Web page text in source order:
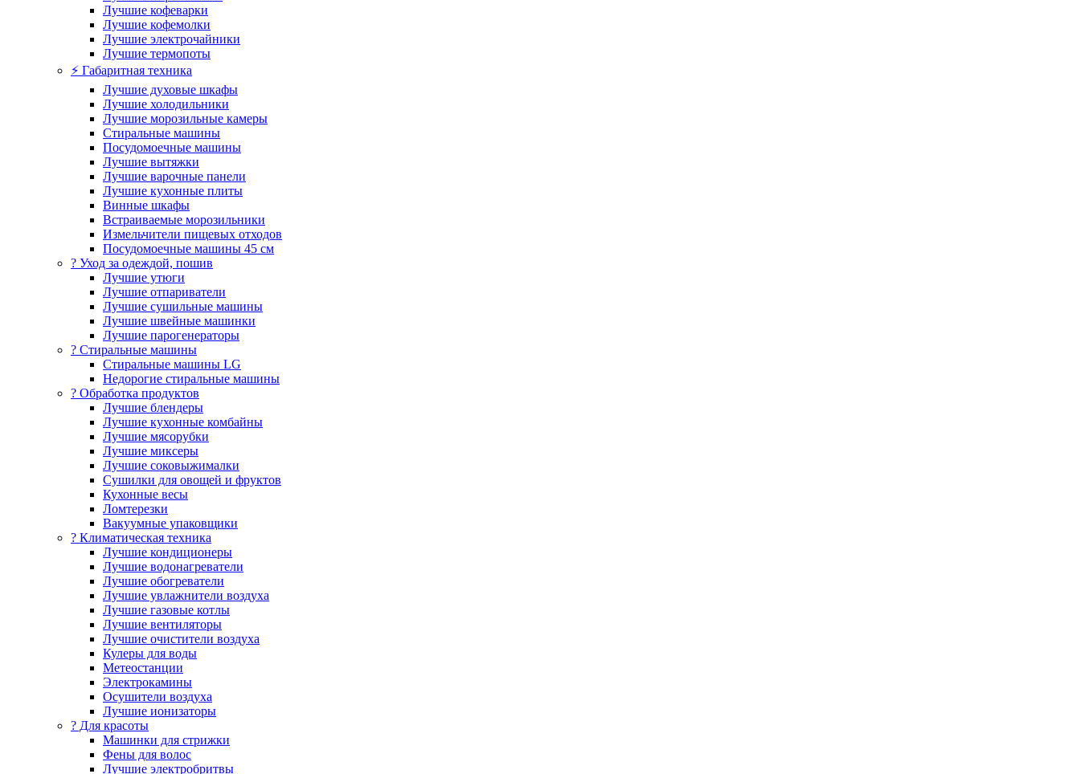
Лучшие кофеварки
Лучшие кофемолки
Лучшие электрочайники
Лучшие термопоты
⚡ Габаритная техника
Лучшие духовые шкафы
Лучшие холодильники
Лучшие морозильные камеры
Стиральные машины
Посудомоечные машины
Лучшие вытяжки
Лучшие варочные панели
Лучшие кухонные плиты
Винные шкафы
Встраиваемые морозильники
Измельчители пищевых отходов
Посудомоечные машины 45 см
? Уход за одеждой, пошив
Лучшие утюги
Лучшие отпариватели
Лучшие сушильные машины
Лучшие швейные машинки
Лучшие парогенераторы
? Стиральные машины
Стиральные машины LG
Недорогие стиральные машины
? Обработка продуктов
Лучшие блендеры
Лучшие кухонные комбайны
Лучшие мясорубки
Лучшие миксеры
Лучшие соковыжималки
Сушилки для овощей и фруктов
Кухонные весы
Ломтерезки
Вакуумные упаковщики
?️ Климатическая техника
Лучшие кондиционеры
Лучшие водонагреватели
Лучшие обогреватели
Лучшие увлажнители воздуха
Лучшие газовые котлы
Лучшие вентиляторы
Лучшие очистители воздуха
Кулеры для воды
Метеостанции
Электрокамины
Осушители воздуха
Лучшие ионизаторы
? Для красоты
Машинки для стрижки
Фены для волос
Лучшие электробритвы